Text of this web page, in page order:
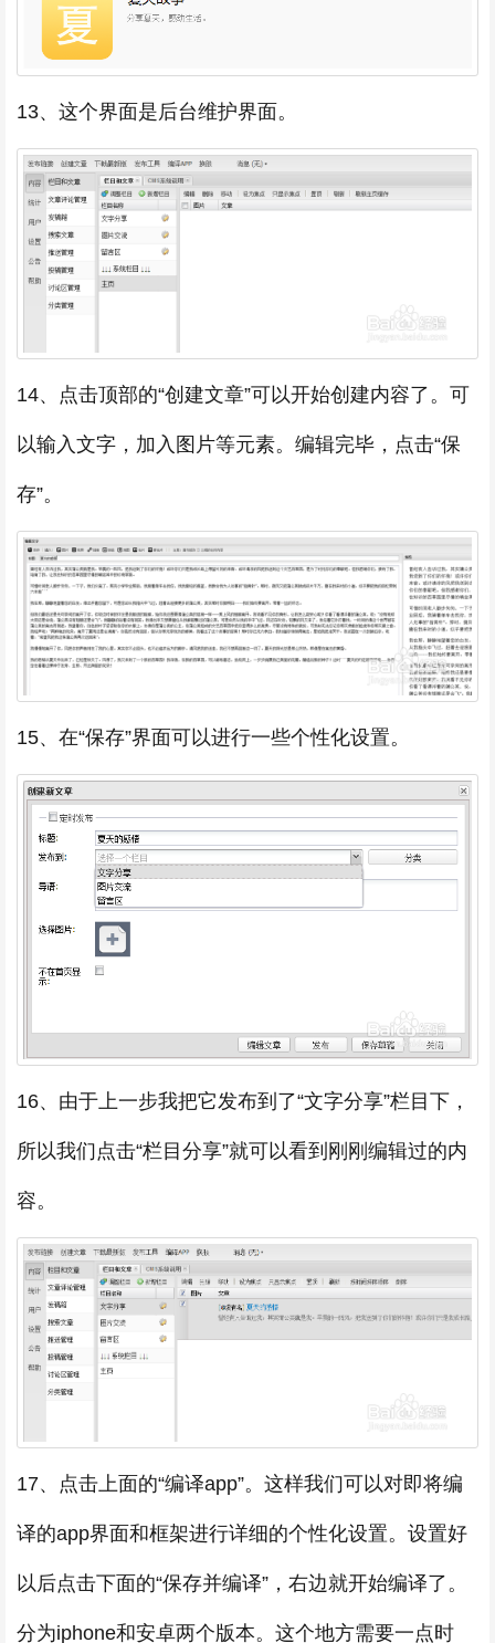
13、这个界面是后台维护界面。
14、点击顶部的“创建文章”可以开始创建内容了。可
以输入文字，加入图片等元素。编辑完毕，点击“保
存”。
15、在“保存”界面可以进行一些个性化设置。
16、由于上一步我把它发布到了“文字分享”栏目下，
所以我们点击“栏目分享”就可以看到刚刚编辑过的内
容。
17、点击上面的“编译app”。这样我们可以对即将编
译的app界面和框架进行详细的个性化设置。设置好
以后点击下面的“保存并编译”，右边就开始编译了。
分为iphone和安卓两个版本。这个地方需要一点时